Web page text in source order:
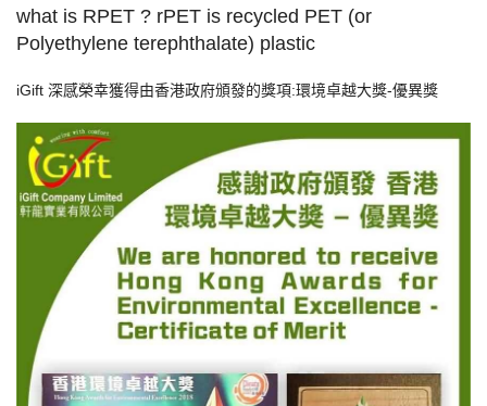
what is RPET ? rPET is recycled PET (or
Polyethylene terephthalate) plastic
iGift 深感榮幸獲得由香港政府頒發的獎項:環境卓越大獎-優異獎